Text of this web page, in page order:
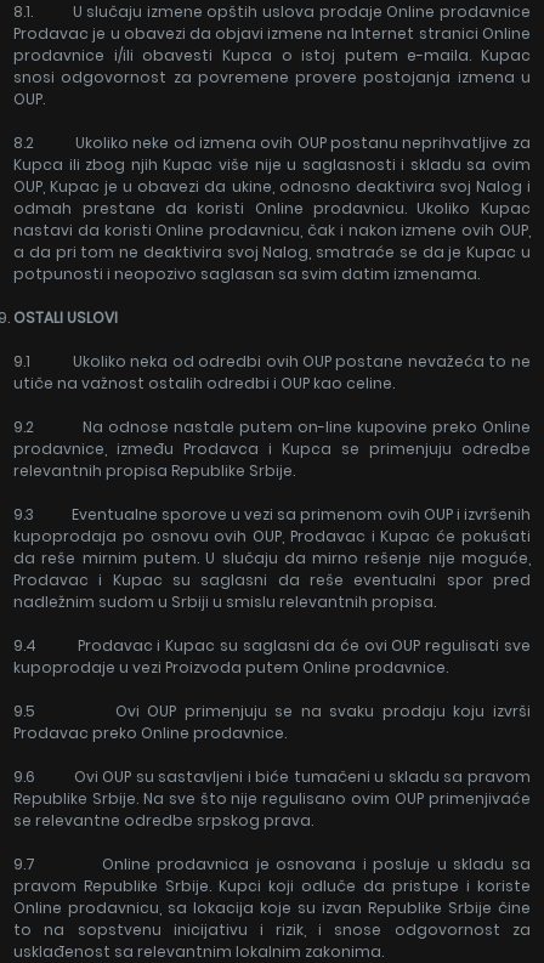
8.1. U slučaju izmene opštih uslova prodaje Online prodavnice
Prodavac je u obavezi da objavi izmene na Internet stranici Online
prodavnice i/ili obavesti Kupca o istoj putem e-maila. Kupac
snosi odgovornost za povremene provere postojanja izmena u
OUP.
8.2 Ukoliko neke od izmena ovih OUP postanu neprihvatljive za
Kupca ili zbog njih Kupac više nije u saglasnosti i skladu sa ovim
OUP, Kupac je u obavezi da ukine, odnosno deaktivira svoj Nalog i
odmah prestane da koristi Online prodavnicu. Ukoliko Kupac
nastavi da koristi Online prodavnicu, čak i nakon izmene ovih OUP,
a da pri tom ne deaktivira svoj Nalog, smatraće se da je Kupac u
potpunosti i neopozivo saglasan sa svim datim izmenama.
OSTALI USLOVI
9.1 Ukoliko neka od odredbi ovih OUP postane nevažeća to ne
utiče na važnost ostalih odredbi i OUP kao celine.
9.2 Na odnose nastale putem on-line kupovine preko Online
prodavnice, između Prodavca i Kupca se primenjuju odredbe
relevantnih propisa Republike Srbije.
9.3 Eventualne sporove u vezi sa primenom ovih OUP i izvršenih
kupoprodaja po osnovu ovih OUP, Prodavac i Kupac će pokušati
da reše mirnim putem. U slučaju da mirno rešenje nije moguće,
Prodavac i Kupac su saglasni da reše eventualni spor pred
nadležnim sudom u Srbiji u smislu relevantnih propisa.
9.4 Prodavac i Kupac su saglasni da će ovi OUP regulisati sve
kupoprodaje u vezi Proizvoda putem Online prodavnice.
9.5 Ovi OUP primenjuju se na svaku prodaju koju izvrši
Prodavac preko Online prodavnice.
9.6 Ovi OUP su sastavljeni i biće tumačeni u skladu sa pravom
Republike Srbije. Na sve što nije regulisano ovim OUP primenjivaće
se relevantne odredbe srpskog prava.
9.7 Online prodavnica je osnovana i posluje u skladu sa
pravom Republike Srbije. Kupci koji odluče da pristupe i koriste
Online prodavnicu, sa lokacija koje su izvan Republike Srbije čine
to na sopstvenu inicijativu i rizik, i snose odgovornost za
usklađenost sa relevantnim lokalnim zakonima.